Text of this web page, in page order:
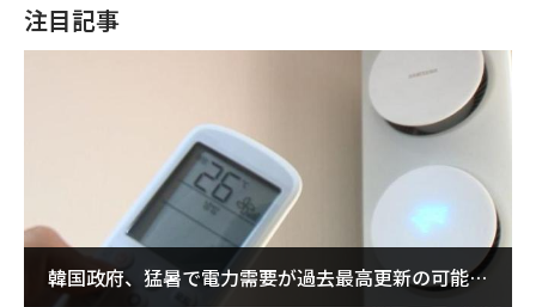
注目記事
韓国政府、猛暑で電力需要が過去最高更新の可能性